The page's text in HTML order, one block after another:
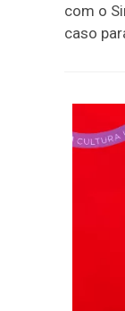
com o
caso